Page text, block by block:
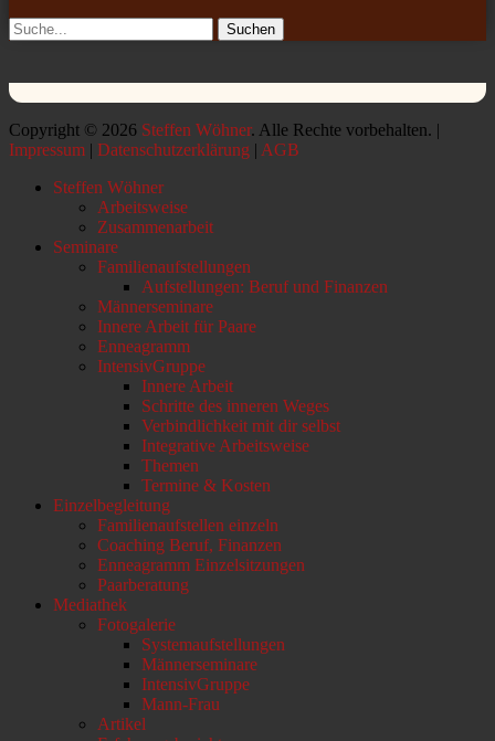
Suchen
Suchen
nach:
Copyright © 2026 Steffen Wöhner. Alle Rechte vorbehalten. |
Impressum | Datenschutzerklärung | AGB
oben
Steffen Wöhner
Arbeitsweise
Zusammenarbeit
Seminare
Familienaufstellungen
Aufstellungen: Beruf und Finanzen
Männerseminare
Innere Arbeit für Paare
Enneagramm
IntensivGruppe
Innere Arbeit
Schritte des inneren Weges
Verbindlichkeit mit dir selbst
Integrative Arbeitsweise
Themen
Termine & Kosten
Einzelbegleitung
Familienaufstellen einzeln
Coaching Beruf, Finanzen
Enneagramm Einzelsitzungen
Paarberatung
Mediathek
Fotogalerie
Systemaufstellungen
Männerseminare
IntensivGruppe
Mann-Frau
Artikel